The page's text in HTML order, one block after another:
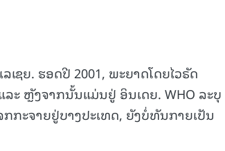
ເຊຍ. ຮອດປີ 2001, ພະຍາດໂດຍໄວຣັດ
ະ ຫຼັງຈາກນັ້ນແມ່ນຢູ່ ອິນເດຍ. WHO ລະບຸ
ກະຈາຍຢູ່ບາງປະເທດ, ຍັງບໍ່ທັນກາຍເປັນ